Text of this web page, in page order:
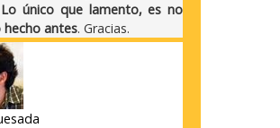
Lo único que lamento, es no
hecho antes. Gracias.